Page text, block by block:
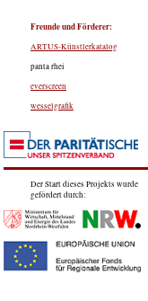
Freunde und Förderer:
ARTUS-Künstlerkatalog
panta rhei
everscreen
wesselgrafik
Der Start dieses Projekts wurde
gefördert durch: